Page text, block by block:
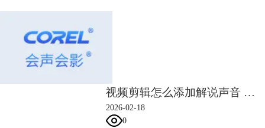
图4：打开高级动作功能
视频剪辑怎么添加解说声音 剪辑视频如何突出主题
2026-02-18
0